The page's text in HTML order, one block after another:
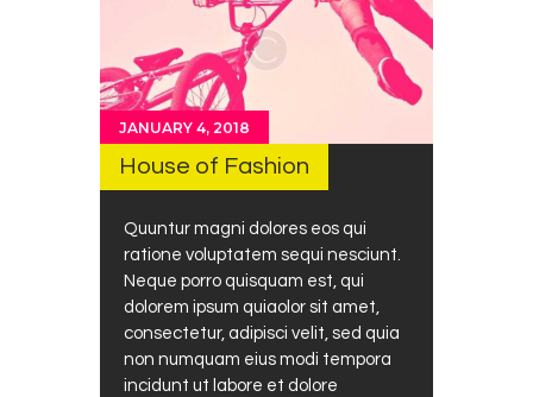
JANUARY 4, 2018
House of Fashion
Quuntur magni dolores eos qui
ratione voluptatem sequi nesciunt.
Neque porro quisquam est, qui
dolorem ipsum quiaolor sit amet,
consectetur, adipisci velit, sed quia
non numquam eius modi tempora
incidunt ut labore et dolore